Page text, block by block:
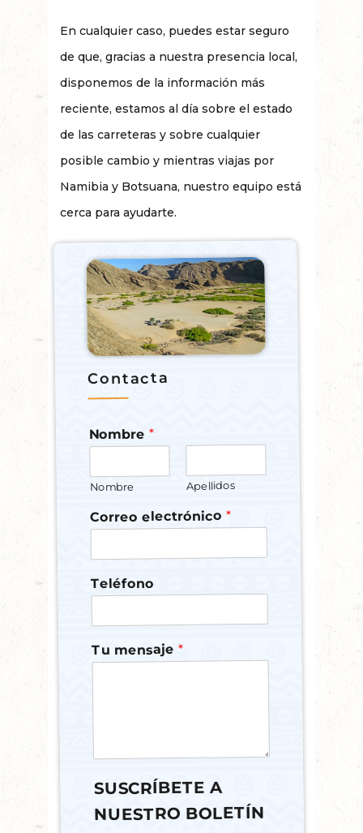
En cualquier caso, puedes estar seguro
de que, gracias a nuestra presencia local,
disponemos de la información más
reciente, estamos al día sobre el estado
de las carreteras y sobre cualquier
posible cambio y mientras viajas por
Namibia y Botsuana, nuestro equipo está
cerca para ayudarte.
Contacta
Nombre*
Nombre Apellidos
Correo electrónico*
Teléfono
*
p
i
a
e
Tu mensaje*
SUSCRÍBETE A
NUESTRO BOLETÍN